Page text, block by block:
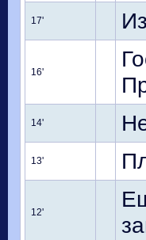
17'
16'
14'
13'
12'